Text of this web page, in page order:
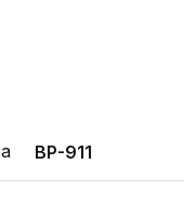
BP-911